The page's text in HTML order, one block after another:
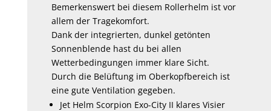
Bemerkenswert bei diesem Rollerhelm ist vor
allem der Tragekomfort.
Dank der integrierten, dunkel getönten
Sonnenblende hast du bei allen
Wetterbedingungen immer klare Sicht.
Durch die Belüftung im Oberkopfbereich ist
eine gute Ventilation gegeben.
Jet Helm Scorpion Exo-City II klares Visier